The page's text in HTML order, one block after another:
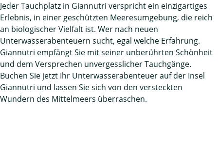
Jeder Tauchplatz in Giannutri verspricht ein einzigartiges
Erlebnis, in einer geschützten Meeresumgebung, die reich
an biologischer Vielfalt ist. Wer nach neuen
Unterwasserabenteuern sucht, egal welche Erfahrung.
Giannutri empfängt Sie mit seiner unberührten Schönheit
und dem Versprechen unvergesslicher Tauchgänge.
Buchen Sie jetzt Ihr Unterwasserabenteuer auf der Insel
Giannutri und lassen Sie sich von den versteckten
Wundern des Mittelmeers überraschen.